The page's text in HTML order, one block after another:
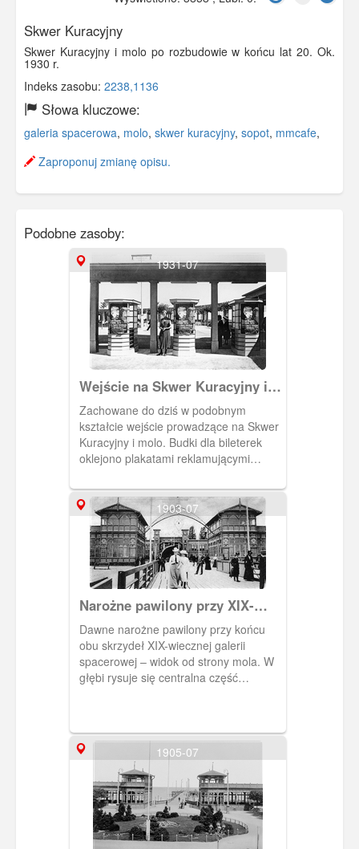
Skwer Kuracyjny
Skwer Kuracyjny i molo po rozbudowie w końcu lat 20. Ok.
1930 r.
Indeks zasobu: 2238,1136
Słowa kluczowe:
galeria spacerowa, molo, skwer kuracyjny, sopot, mmcafe,
Zaproponuj zmianę opisu.
Podobne zasoby:
1931-07
Wejście na Skwer Kuracyjny i
molo
Zachowane do dziś w podobnym
kształcie wejście prowadzące na Skwer
Kuracyjny i molo. Budki dla bileterek
oklejono plakatami reklamującymi
a konkretnie przedstawienia: „Walkiria",
„Zygfryd" i „Zmierzch bogów". 1931 r.,
BN Warszawa. [IDX:2222,1150]
1903-07
Narożne pawilony przy XIX-
wiecznej galerii spacerowej
Dawne narożne pawilony przy końcu
obu skrzydeł XIX-wiecznej galerii
spacerowej – widok od strony mola. W
głębi rysuje się centralna część
[IDX:2262,1138]
1905-07